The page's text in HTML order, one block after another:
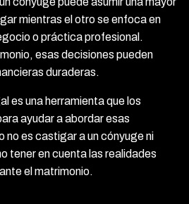
mientras el otro se enfoca en
o práctica profesional.
esas decisiones pueden
duraderas.
es una herramienta que los
ayudar a abordar esas
no es castigar a un cónyuge ni
tener en cuenta las realidades
el matrimonio.